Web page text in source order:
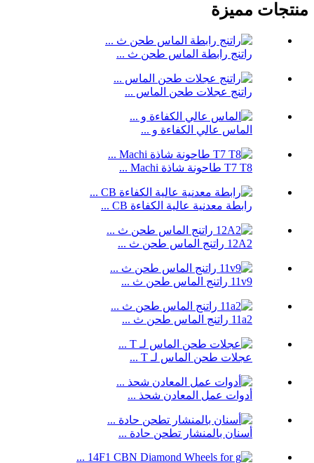
منتجات مميزة
راتنج رابطة الماس طحن ث ...
راتنج عجلات طحن الماس ...
الماس عالي الكفاءة و ...
T7 T8 طاحونة شاذة Machi ...
رابطة معدنية عالية الكفاءة CB ...
12A2 راتنج الماس طحن ث ...
11v9 راتنج الماس طحن ث ...
11a2 راتنج الماس طحن ث ...
عجلات طحن الماس لـ T ...
أدوات عمل المعادن شحذ ...
أسنان بالمنشار تطحن حادة ...